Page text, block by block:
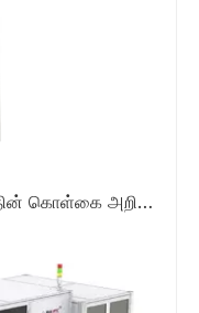
பிளாஸ்மா மேற்பரப்பு தொழில்நுட்பத்தின் கொள்கை அறிமுகம்